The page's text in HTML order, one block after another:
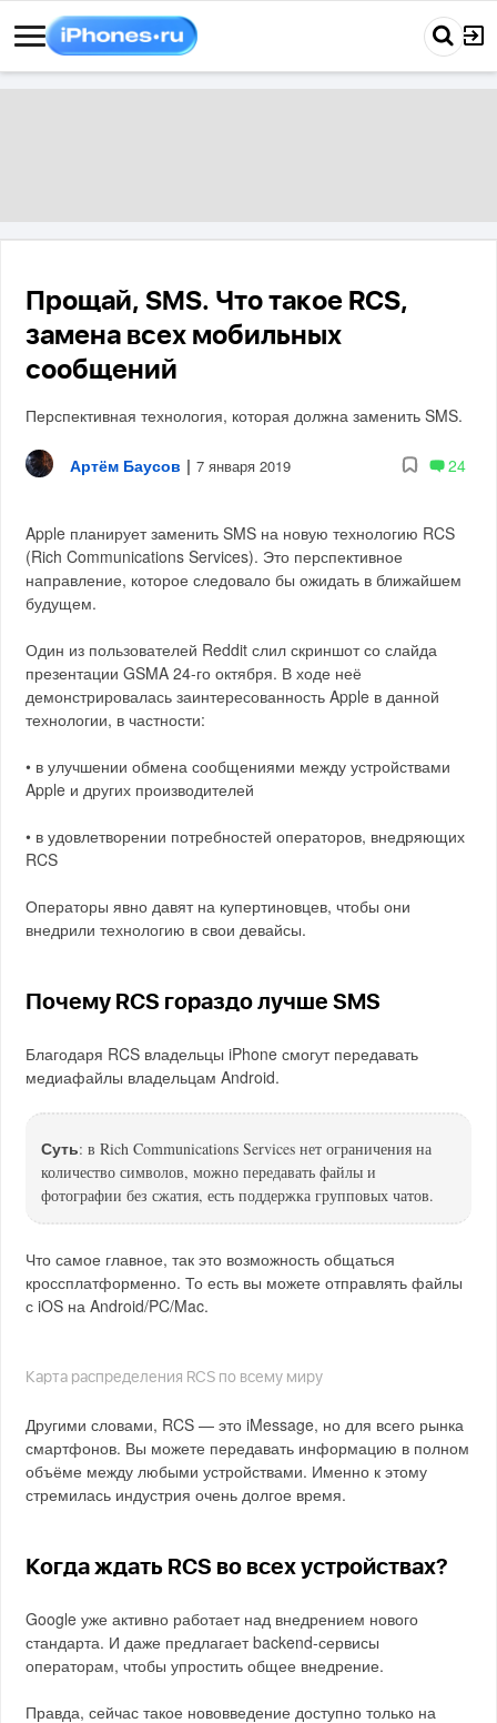
Прощай, SMS. Что такое RCS,
замена всех мобильных
сообщений
Перспективная технология, которая должна заменить SMS.
Артём Баусов | 7 января 2019 24
Apple планирует заменить SMS на новую технологию RCS
(Rich Communications Services). Это перспективное
направление, которое следовало бы ожидать в ближайшем
будущем.
Один из пользователей Reddit слил скриншот со слайда
презентации GSMA 24-го октября. В ходе неё
демонстрировалась заинтересованность Apple в данной
технологии, в частности:
• в улучшении обмена сообщениями между устройствами
Apple и других производителей
• в удовлетворении потребностей операторов, внедряющих
RCS
Операторы явно давят на купертиновцев, чтобы они
внедрили технологию в свои девайсы.
Почему RCS гораздо лучше SMS
Благодаря RCS владельцы iPhone смогут передавать
медиафайлы владельцам Android.
Суть: в Rich Communications Services нет ограничения на
количество символов, можно передавать файлы и
фотографии без сжатия, есть поддержка групповых чатов.
Что самое главное, так это возможность общаться
кроссплатформенно. То есть вы можете отправлять файлы
с iOS на Android/PC/Mac.
Карта распределения RCS по всему миру
Другими словами, RCS — это iMessage, но для всего рынка
смартфонов. Вы можете передавать информацию в полном
объёме между любыми устройствами. Именно к этому
стремилась индустрия очень долгое время.
Когда ждать RCS во всех устройствах?
Google уже активно работает над внедрением нового
стандарта. И даже предлагает backend-сервисы
операторам, чтобы упростить общее внедрение.
Правда, сейчас такое нововведение доступно только на